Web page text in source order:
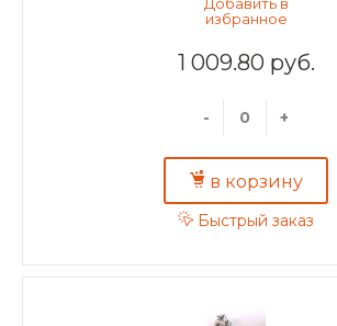
1 009.80 руб.
- +
в корзину
Быстрый заказ